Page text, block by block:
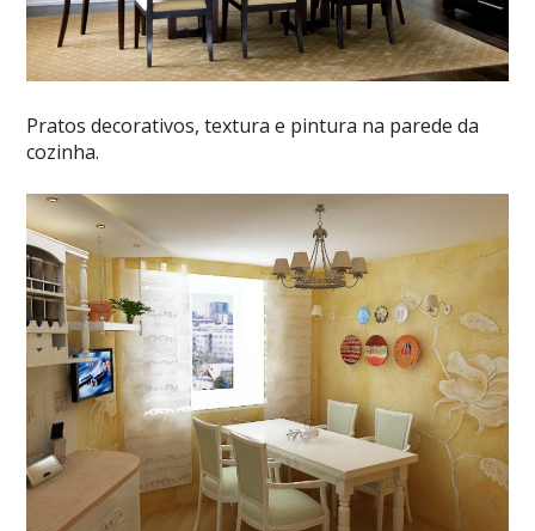
Pratos decorativos, textura e pintura na parede da
cozinha.